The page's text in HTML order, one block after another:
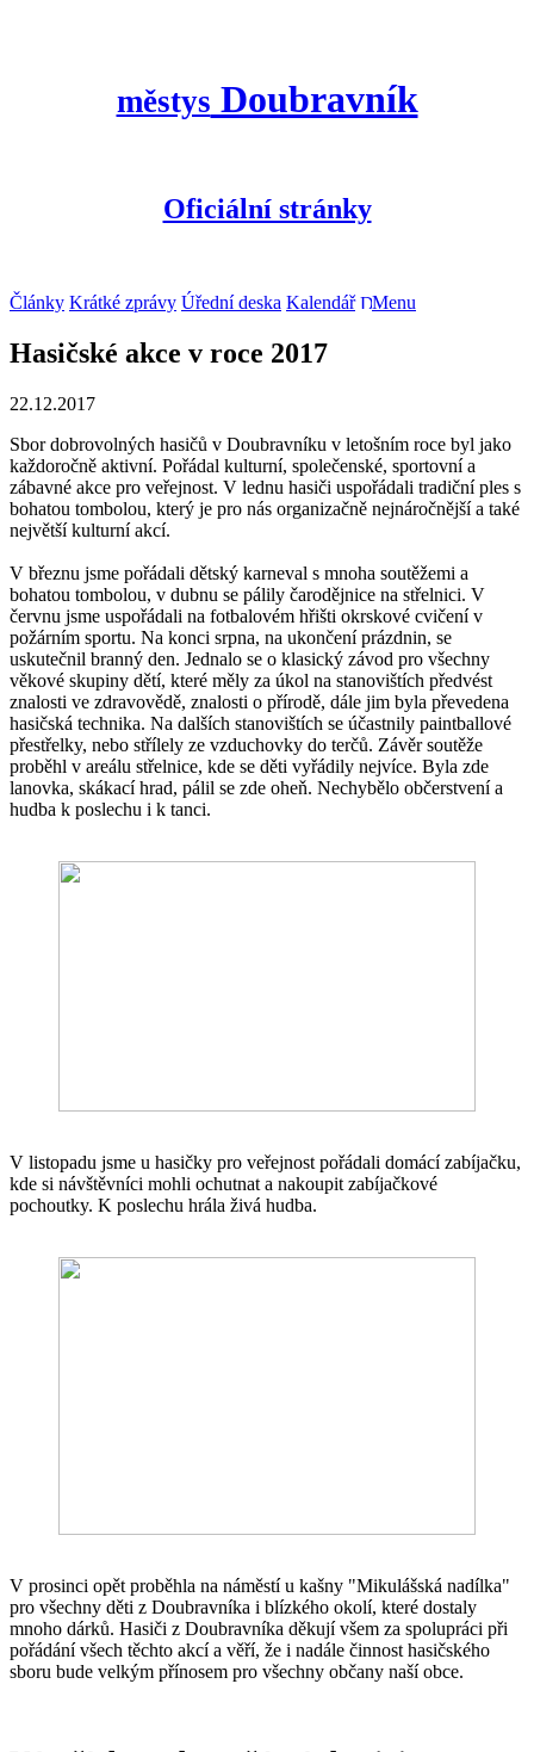
městys Doubravník
Oficiální stránky
Články Krátké zprávy Úřední deska Kalendář Menu
Hasičské akce v roce 2017
22.12.2017
Sbor dobrovolných hasičů v Doubravníku v letošním roce byl jako
každoročně aktivní. Pořádal kulturní, společenské, sportovní a
zábavné akce pro veřejnost. V lednu hasiči uspořádali tradiční ples s
bohatou tombolou, který je pro nás organizačně nejnáročnější a také
největší kulturní akcí.
V březnu jsme pořádali dětský karneval s mnoha soutěžemi a
bohatou tombolou, v dubnu se pálily čarodějnice na střelnici. V
červnu jsme uspořádali na fotbalovém hřišti okrskové cvičení v
požárním sportu. Na konci srpna, na ukončení prázdnin, se
uskutečnil branný den. Jednalo se o klasický závod pro všechny
věkové skupiny dětí, které měly za úkol na stanovištích předvést
znalosti ve zdravovědě, znalosti o přírodě, dále jim byla převedena
hasičská technika. Na dalších stanovištích se účastnily paintballové
přestřelky, nebo střílely ze vzduchovky do terčů. Závěr soutěže
proběhl v areálu střelnice, kde se děti vyřádily nejvíce. Byla zde
lanovka, skákací hrad, pálil se zde oheň. Nechybělo občerstvení a
hudba k poslechu i k tanci.
V listopadu jsme u hasičky pro veřejnost pořádali domácí zabíjačku,
kde si návštěvníci mohli ochutnat a nakoupit zabíjačkové
pochoutky. K poslechu hrála živá hudba.
V prosinci opět proběhla na náměstí u kašny "Mikulášská nadílka"
pro všechny děti z Doubravníka i blízkého okolí, které dostaly
mnoho dárků. Hasiči z Doubravníka děkují všem za spolupráci při
pořádání všech těchto akcí a věří, že i nadále činnost hasičského
sboru bude velkým přínosem pro všechny občany naší obce.